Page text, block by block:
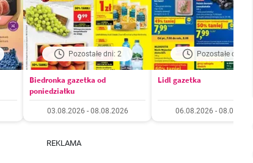
Pozostałe dni: 2
Biedronka gazetka od
poniedziałku
03.08.2026 - 08.08.2026
Pozostałe dni: 2
Lidl gazetka
06.08.2026 - 08.08.2026
REKLAMA